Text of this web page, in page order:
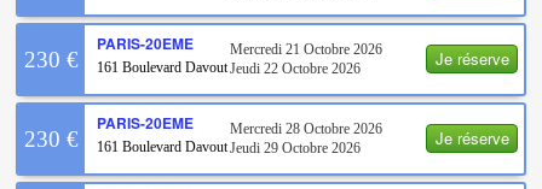
Je réserve
230 €
PARIS-20EME
161 Boulevard Davout
Mercredi 21 Octobre 2026
Jeudi 22 Octobre 2026
Je réserve
230 €
PARIS-20EME
161 Boulevard Davout
Mercredi 28 Octobre 2026
Jeudi 29 Octobre 2026